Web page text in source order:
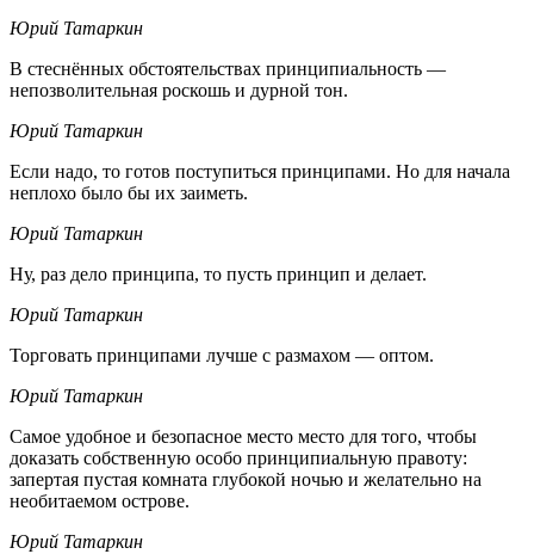
Юрий Татаркин
В стеснённых обстоятельствах принципиальность —
непозволительная роскошь и дурной тон.
Юрий Татаркин
Если надо, то готов поступиться принципами. Но для начала
неплохо было бы их заиметь.
Юрий Татаркин
Ну, раз дело принципа, то пусть принцип и делает.
Юрий Татаркин
Торговать принципами лучше с размахом — оптом.
Юрий Татаркин
Самое удобное и безопасное место место для того, чтобы
доказать собственную особо принципиальную правоту:
запертая пустая комната глубокой ночью и желательно на
необитаемом острове.
Юрий Татаркин